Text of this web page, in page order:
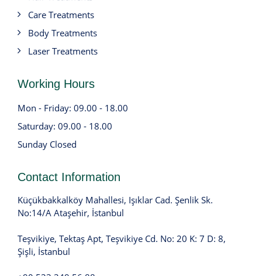
Care Treatments
Body Treatments
Laser Treatments
Working Hours
Mon - Friday: 09.00 - 18.00
Saturday: 09.00 - 18.00
Sunday Closed
Contact Information
Küçükbakkalköy Mahallesi, Işıklar Cad. Şenlik Sk.
No:14/A Ataşehir, İstanbul
Teşvikiye, Tektaş Apt, Teşvikiye Cd. No: 20 K: 7 D: 8,
Şişli, İstanbul